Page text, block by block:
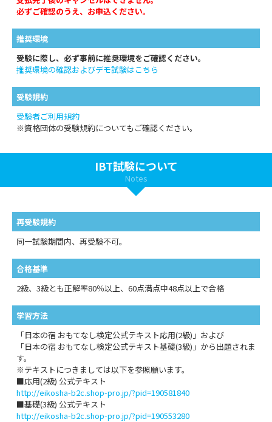
必ずご確認のうえ、お申込ください。
推奨環境
受験に際し、必ず事前に推奨環境をご確認ください。
推奨環境の確認およびデモ試験はこちら
受験規約
受験者ご利用規約
※資格団体の受験規約についてもご確認ください。
IBT試験について
Notes
再受験規約
同一試験期間内、再受験不可。
合格基準
2級、3級とも正解率80％以上、60点満点中48点以上で合格
学習方法
「日本の宿 おもてなし検定公式テキスト応用(2級)」および
「日本の宿 おもてなし検定公式テキスト基礎(3級)」から出題されま
す。
※テキストにつきましては以下を参照願います。
■応用(2級) 公式テキスト
http://eikosha-b2c.shop-pro.jp/?pid=190581840
■基礎(3級) 公式テキスト
http://eikosha-b2c.shop-pro.jp/?pid=190553280